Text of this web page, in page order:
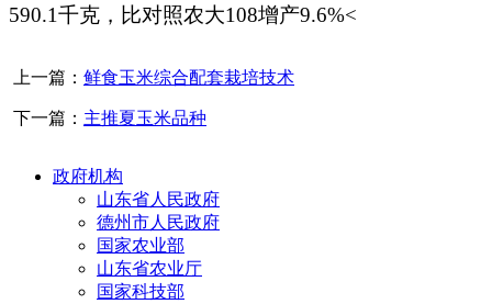
590.1千克 ，比对照农大108增产9.6%<
上一篇： 鲜食玉米综合配套栽培技术
下一篇： 主推夏玉米品种
政府机构
山东省人民政府
德州市人民政府
国家农业部
山东省农业厅
国家科技部